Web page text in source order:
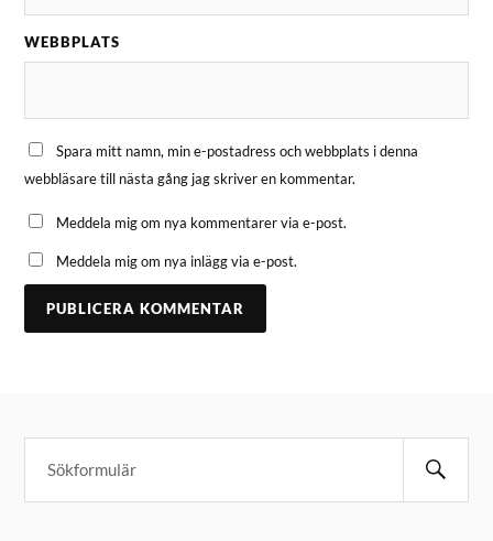
WEBBPLATS
Spara mitt namn, min e-postadress och webbplats i denna
webbläsare till nästa gång jag skriver en kommentar.
Meddela mig om nya kommentarer via e-post.
Meddela mig om nya inlägg via e-post.